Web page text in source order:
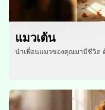
แมวเต้น
นําเพื่อนแมวของคุณมามีชีวิต ด้